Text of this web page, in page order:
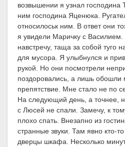
возвышении я узнал господина
ним господина Яценюка.
относилоськ ним. В ответ они
я увидели Маричку с
навстречу, таща за собой туго
для мусора. Я улыбнулся и
рукой. Но они посмотрели
поздоровались, а лишь обошли
препятствие. Мне стало не по
На следующий день, а точнее,
с Люсей не спали. Замечу, к
плохо спать. Внезапно из
странные звуки. Там явно кто-
дверцы шкафа. Несколько